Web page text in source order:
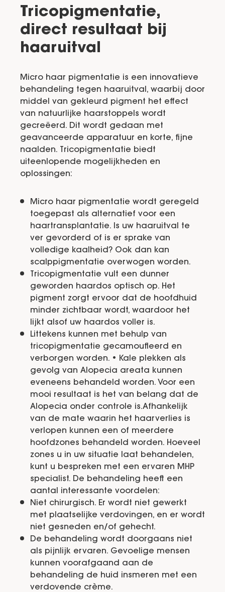
Tricopigmentatie,
direct resultaat bij
haaruitval
Micro haar pigmentatie is een innovatieve
behandeling tegen haaruitval, waarbij door
middel van gekleurd pigment het effect
van natuurlijke haarstoppels wordt
gecreëerd. Dit wordt gedaan met
geavanceerde apparatuur en korte, fijne
naalden. Tricopigmentatie biedt
uiteenlopende mogelijkheden en
oplossingen:
Micro haar pigmentatie wordt geregeld
toegepast als alternatief voor een
haartransplantatie. Is uw haaruitval te
ver gevorderd of is er sprake van
volledige kaalheid? Ook dan kan
scalppigmentatie overwogen worden.
Tricopigmentatie vult een dunner
geworden haardos optisch op. Het
pigment zorgt ervoor dat de hoofdhuid
minder zichtbaar wordt, waardoor het
lijkt alsof uw haardos voller is.
Littekens kunnen met behulp van
tricopigmentatie gecamoufleerd en
verborgen worden. • Kale plekken als
gevolg van Alopecia areata kunnen
eveneens behandeld worden. Voor een
mooi resultaat is het van belang dat de
Alopecia onder controle is.Afhankelijk
van de mate waarin het haarverlies is
verlopen kunnen een of meerdere
hoofdzones behandeld worden. Hoeveel
zones u in uw situatie laat behandelen,
kunt u bespreken met een ervaren MHP
specialist. De behandeling heeft een
aantal interessante voordelen:
Niet chirurgisch. Er wordt niet gewerkt
met plaatselijke verdovingen, en er wordt
niet gesneden en/of gehecht.
De behandeling wordt doorgaans niet
als pijnlijk ervaren. Gevoelige mensen
kunnen voorafgaand aan de
behandeling de huid insmeren met een
verdovende crème.